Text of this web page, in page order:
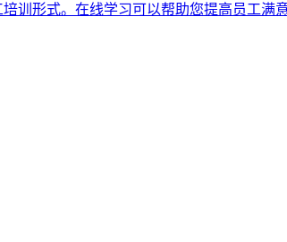
训形式。在线学习可以帮助您提高员工满